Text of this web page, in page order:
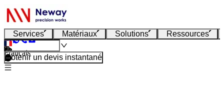
Services Matériaux Solutions Ressources
Français
Obtenir un devis instantané